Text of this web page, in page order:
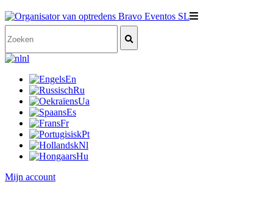
nl
En
Ru
Ua
Es
Fr
Pt
Nl
Hu
Mijn account